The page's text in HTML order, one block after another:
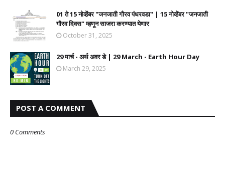
01 ते 15 नोव्हेंबर "जनजाती गौरव पंधरवडा" | 15 नोव्हेंबर "जनजाती
गौरव दिवस" म्हणून साजरा करण्यात येणार
October 31, 2025
29 मार्च - अर्थ अवर डे | 29 March - Earth Hour Day
March 29, 2025
POST A COMMENT
0 Comments